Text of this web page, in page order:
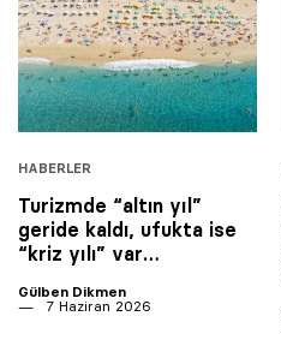
HABERLER
Turizmde “altın yıl”
geride kaldı, ufukta ise
“kriz yılı” var…
Gülben Dikmen
7 Haziran 2026